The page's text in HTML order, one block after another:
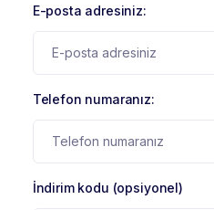
E-posta adresiniz:
Telefon numaranız:
İndirim kodu (opsiyonel)